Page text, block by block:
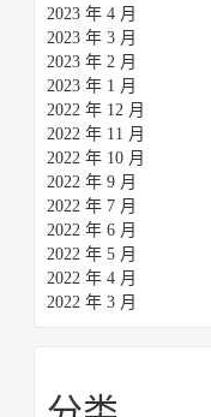
2023 年 4 月
2023 年 3 月
2023 年 2 月
2023 年 1 月
2022 年 12 月
2022 年 11 月
2022 年 10 月
2022 年 9 月
2022 年 7 月
2022 年 6 月
2022 年 5 月
2022 年 4 月
2022 年 3 月